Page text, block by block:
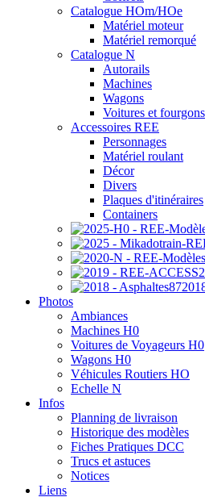
Catalogue HOm/HOe
Matériel moteur
Matériel remorqué
Catalogue N
Autorails
Machines
Wagons
Voitures et fourgons
Accessoires REE
Personnages
Matériel roulant
Décor
Divers
Plaques d'itinéraires
Containers
Photos
Ambiances
Machines H0
Voitures de Voyageurs H0
Wagons H0
Véhicules Routiers HO
Echelle N
Infos
Planning de livraison
Historique des modèles
Fiches Pratiques DCC
Trucs et astuces
Notices
Liens